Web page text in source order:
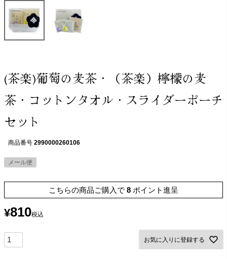
(茶楽)葡萄の麦茶・（茶楽）檸檬の麦
茶・コットンタオル・スライダーポーチ
セット
商品番号 2990000260106
メール便
こちらの商品ご購入で 8 ポイント進呈
¥810税込
お気に入りに登録する